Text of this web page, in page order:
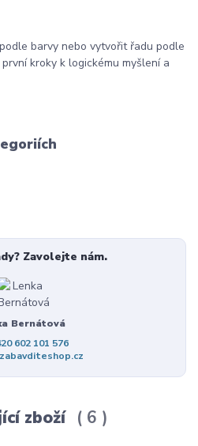
barvy nebo vytvořit řadu podle
kroky k logickému myšlení a
Zavolejte nám.
Bernátová
602 101 576
zboží 6